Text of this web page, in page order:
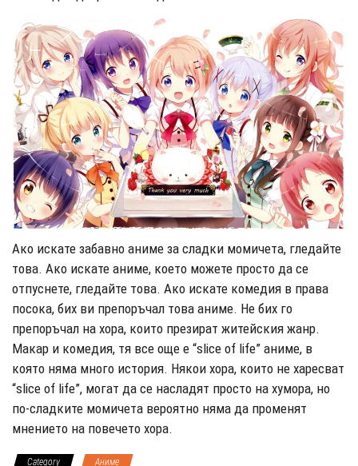
Ако искате забавно аниме за сладки момичета, гледайте
това. Ако искате аниме, което можете просто да се
отпуснете, гледайте това. Ако искате комедия в права
посока, бих ви препоръчал това аниме. Не бих го
препоръчал на хора, които презират житейския жанр.
Макар и комедия, тя все още е “slice of life” аниме, в
която няма много история. Някои хора, които не харесват
“slice of life”, могат да се насладят просто на хумора, но
по-сладките момичета вероятно няма да променят
мнението на повечето хора.
Category Аниме